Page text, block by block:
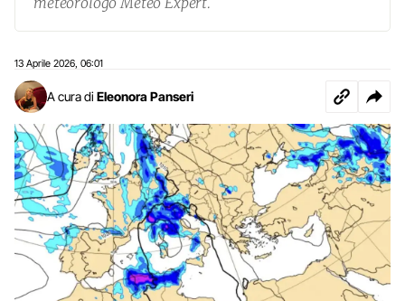
13 Aprile 2026 06:01
A cura di Eleonora Panseri